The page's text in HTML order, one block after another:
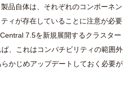
品自体は、それぞれのコンポーネン
ィが存在していることに注意が必要
7.5を新規展開するクラスター
、これはコンパチビリティの範囲外
かじめアップデートしておく必要が